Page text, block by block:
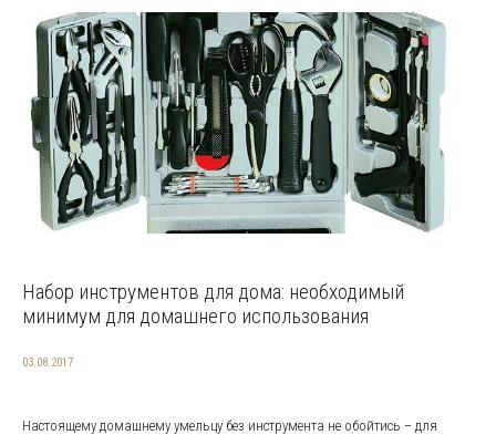
Набор инструментов для дома: необходимый
минимум для домашнего использования
03.08.2017
Настоящему домашнему умельцу без инструмента не обойтись – для